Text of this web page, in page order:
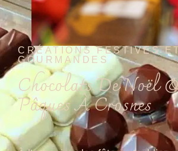
CRÉATIONS FESTIVES
GOURMANDES
Chocolats De Noël
Pâques À Crosnes